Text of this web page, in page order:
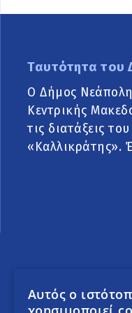
Ταυτότητα του
Ο Δήμος
Κεντρικής
τις διατάξεις
«Καλλικράτης».
Αυτός ο